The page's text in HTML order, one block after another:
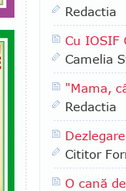
Redactia
Cu IOSIF
Camelia
"Mama,
Redactia
Cititor
O cană